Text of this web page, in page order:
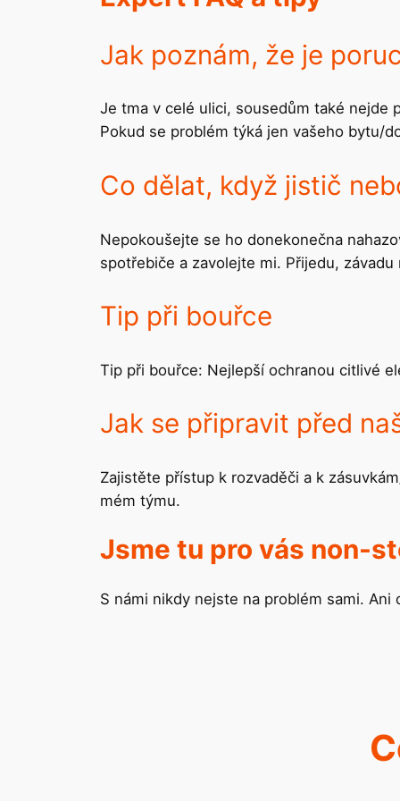
Jak poznám, že je
Je tma v celé ulici, sousedům také nejde
Pokud se problém týká jen vašeho bytu/
Co dělat, když jistič
Nepokoušejte se ho donekonečna
spotřebiče a zavolejte mi. Přijedu,
Tip při bouřce
Tip při bouřce: Nejlepší ochranou citlivé
Jak se připravit před
Zajistěte přístup k rozvaděči a k
mém týmu.
Jsme tu pro vás non-
S námi nikdy nejste na problém sami.